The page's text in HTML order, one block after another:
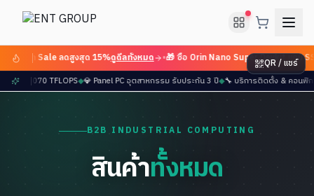
Flash Sale ลดสูงสุด 15%ดูดีลทั้งหมด •🎁 ซื้อ Orin Nano Super Devkit แถม SSD
าแล้ว — 2070 TFLOPS◆💎 Panel PC อุตสาหกรรม รับประกัน 3 ปี◆🔧 บริการติดตั้ง & คอ
B2B INDUSTRIAL COMPUTING
สินค้าทั้งหมด
QR / แชร์